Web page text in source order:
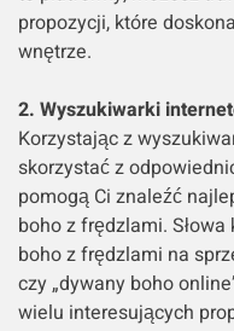
propozycji, które
wnętrze.
2. Wyszukiwarki
Korzystając z
skorzystać z
pomogą Ci znaleźć
boho z frędzlami.
boho z frędzlami na
czy „dywany boho
wielu interesujących